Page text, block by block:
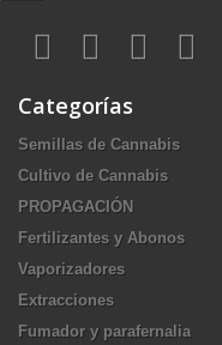
Categorías
Semillas de Cannabis
Cultivo de Cannabis
PROPAGACIÓN
Fertilizantes y Abonos
Vaporizadores
Extracciones
Fumador y parafernalia